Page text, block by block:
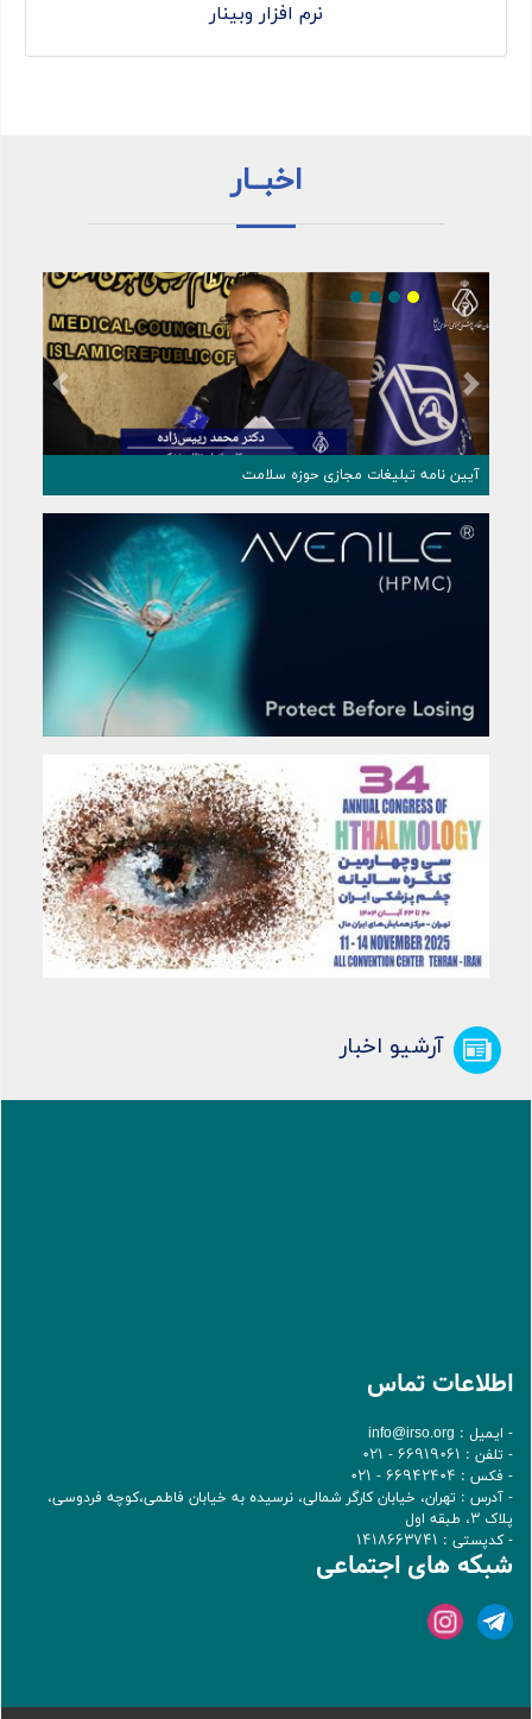
نرم افزار وبینار
اخبــار
آیین نامه تبلیغات مجازی حوزه سلامت
ایران و انجمن علمی چشم‌ پزشکی
Previous Next
آرشیو اخبار
اطلاعات تماس
- ایمیل : info@irso.org
- تلفن : 66919061 - 021
- فکس : 66942404 - 021
- آدرس : تهران، خيابان کارگر شمالی، نرسيده به خيابان فاطمی،کوچه فردوسی،
پلاک 3، طبقه اول
- کدپستی : 1418663741
شبکه های اجتماعی